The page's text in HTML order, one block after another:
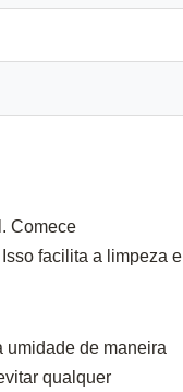
Comece
facilita a limpeza e
umidade de maneira
qualquer